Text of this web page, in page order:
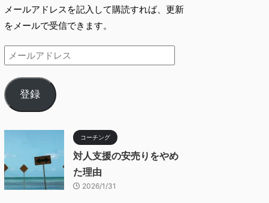
メールアドレスを記入して購読すれば、更新
をメールで受信できます。
登録
コーチング
対人支援の安売りをやめ
た理由
2026/1/31